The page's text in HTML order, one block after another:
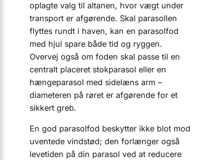
oplagte valg til altanen, hvor vægt under
transport er afgørende. Skal parasollen
flyttes rundt i haven, kan en parasolfod
med hjul spare både tid og ryggen.
Overvej også om foden skal passe til en
centralt placeret stokparasol eller en
hængeparasol med sidelæns arm –
diameteren på røret er afgørende for et
sikkert greb.
En god parasolfod beskytter ikke blot mod
uventede vindstød; den forlænger også
levetiden på din parasol ved at reducere